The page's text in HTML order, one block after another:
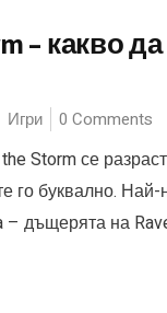
– какво да
Игри 0 Comments
Storm се
го буквално. Най-
– дъщерята на